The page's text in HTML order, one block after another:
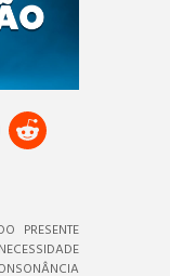
PRESENTE